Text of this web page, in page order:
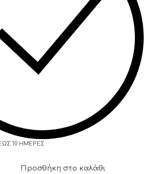
10 ΗΜΈΡΕΣ
Προσθήκη στο καλάθι